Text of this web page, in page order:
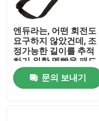
우리 에 관한 것
공장 투어
품질 관리
엔듀라는, 어떤 회전도
요구하지 않았건데, 조
정가능한 길이를 추적
하기 위한 멜빵을 패드
를 댔습니다
문의 보내기